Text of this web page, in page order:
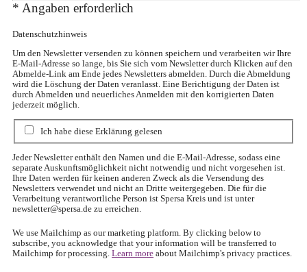
* Angaben erforderlich
Datenschutzhinweis
Um den Newsletter versenden zu können speichern und verarbeiten wir Ihre
E-Mail-Adresse so lange, bis Sie sich vom Newsletter durch Klicken auf den
Abmelde-Link am Ende jedes Newsletters abmelden. Durch die Abmeldung
wird die Löschung der Daten veranlasst. Eine Berichtigung der Daten ist
durch Abmelden und neuerliches Anmelden mit den korrigierten Daten
jederzeit möglich.
Ich habe diese Erklärung gelesen
Jeder Newsletter enthält den Namen und die E-Mail-Adresse, sodass eine
separate Auskunftsmöglichkeit nicht notwendig und nicht vorgesehen ist.
Ihre Daten werden für keinen anderen Zweck als die Versendung des
Newsletters verwendet und nicht an Dritte weitergegeben. Die für die
Verarbeitung verantwortliche Person ist Spersa Kreis und ist unter
newsletter@spersa.de zu erreichen.
We use Mailchimp as our marketing platform. By clicking below to
subscribe, you acknowledge that your information will be transferred to
Mailchimp for processing. Learn more about Mailchimp's privacy practices.